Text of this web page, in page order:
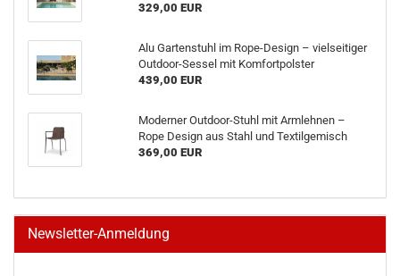
329,00 EUR
Alu Gartenstuhl im Rope-Design – vielseitiger
Outdoor-Sessel mit Komfortpolster
439,00 EUR
Moderner Outdoor-Stuhl mit Armlehnen –
Rope Design aus Stahl und Textilgemisch
369,00 EUR
Newsletter-Anmeldung